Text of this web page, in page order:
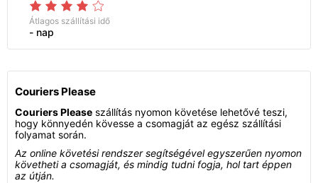
Átlagos szállítási idő
- nap
Couriers Please
Couriers Please szállítás nyomon követése lehetővé teszi,
hogy könnyedén kövesse a csomagját az egész szállítási
folyamat során.
Az online követési rendszer segítségével egyszerűen nyomon
követheti a csomagját, és mindig tudni fogja, hol tart éppen
az útján.